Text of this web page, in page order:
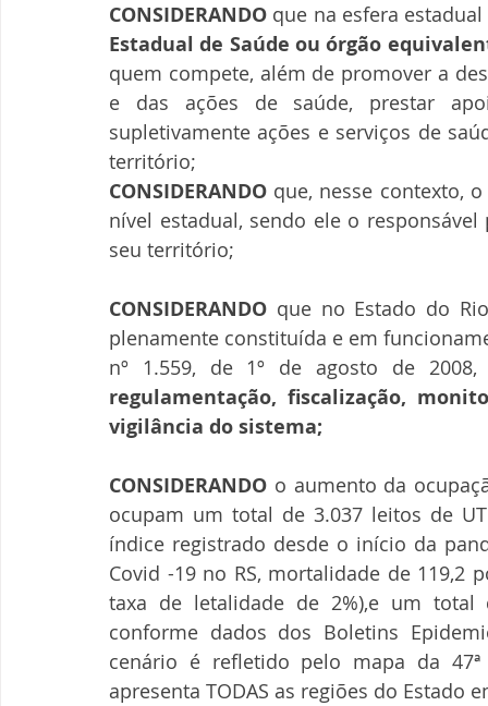
CONSIDERANDO que na esfera estadual
Estadual de Saúde ou órgão
quem compete, além de promover a
e das ações de saúde, prestar
supletivamente ações e serviços de
território;
CONSIDERANDO que, nesse contexto,
nível estadual, sendo ele o
seu território;
CONSIDERANDO que no Estado do
plenamente constituída e em
nº 1.559, de 1º de agosto de
regulamentação, fiscalização,
vigilância do sistema;
CONSIDERANDO o aumento da
ocupam um total de 3.037 leitos de
índice registrado desde o início da
Covid -19 no RS, mortalidade de 119,2
taxa de letalidade de 2%),e um total
conforme dados dos Boletins
cenário é refletido pelo mapa da
apresenta TODAS as regiões do Estado